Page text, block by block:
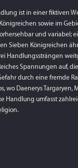
ist in einer fiktiven
sowie im
und variabel;
Sieben Königreichen
Handlungssträngen
Spannungen auf,
durch eine fremde
wo Daenerys
Handlung umfasst